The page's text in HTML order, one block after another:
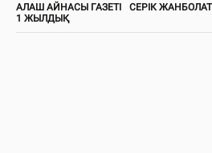
АЛАШ АЙНАСЫ ГАЗЕТІ СЕРІК ЖАНБОЛАТ
1 ЖЫЛДЫҚ